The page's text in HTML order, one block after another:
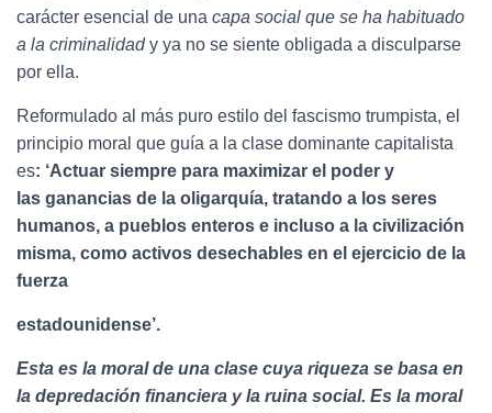
carácter esencial de una capa social que se ha habituado
a la criminalidady ya no se siente obligada a disculparse
por ella.
Reformulado al más puro estilo del fascismo trumpista, el
principio moral que guía a la clase dominante capitalista
es: ‘Actuar siempre para maximizar el poder y
las ganancias de la oligarquía, tratando a los seres
humanos, a pueblos enteros e incluso a la civilización
misma, como activos desechables en el ejercicio de la
fuerza
estadounidense’.
Esta es la moral de una clase cuya riqueza se basa en
la depredación financiera y la ruina social. Es la moral